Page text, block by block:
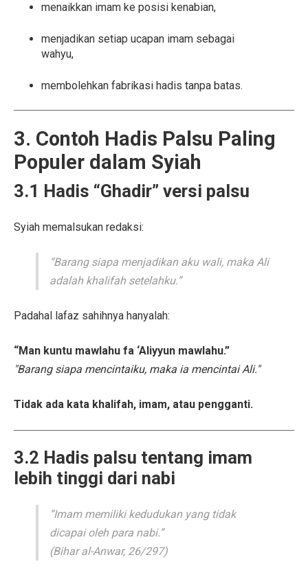
menaikkan imam ke posisi kenabian,
menjadikan setiap ucapan imam sebagai
wahyu,
membolehkan fabrikasi hadis tanpa batas.
3. Contoh Hadis Palsu Paling
Populer dalam Syiah
3.1 Hadis “Ghadir” versi palsu
Syiah memalsukan redaksi:
“Barang siapa menjadikan aku wali, maka Ali
adalah khalifah setelahku.”
Padahal lafaz sahihnya hanyalah:
“Man kuntu mawlahu fa ‘Aliyyun mawlahu.”
"Barang siapa mencintaiku, maka ia mencintai Ali."
Tidak ada kata khalifah, imam, atau pengganti.
3.2 Hadis palsu tentang imam
lebih tinggi dari nabi
“Imam memiliki kedudukan yang tidak
dicapai oleh para nabi.”
(Bihar al-Anwar, 26/297)